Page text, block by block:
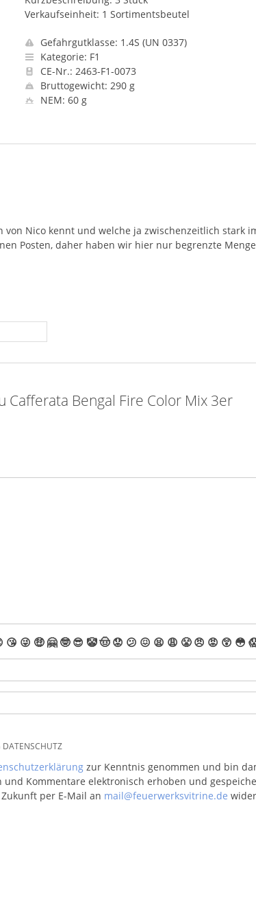
Verkaufseinheit: 1 Sortimentsbeutel
Gefahrgutklasse: 1.4S (UN 0337)
Kategorie: F1
CE-Nr.: 2463-F1-0073
Bruttogewicht: 290 g
NEM: 60 g
Nico kennt und welche ja zwischenzeitlich stark
Posten, daher haben wir hier nur begrenzte
Cafferata Bengal Fire Color Mix 3er
😘 😜 🤑 🤗 🤓 😎 🤡🤠 😟 😕 😖 😫 😩 😤 😠 😡 😲 😳
DATENSCHUTZ
zur Kenntnis genommen und bin
und Kommentare elektronisch erhoben und
per E-Mail an mail@feuerwerksvitrine.de